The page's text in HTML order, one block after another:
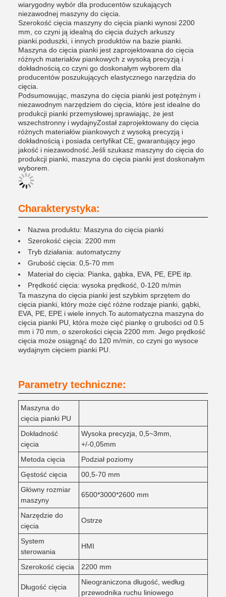
wiarygodny wybór dla producentów szukających
niezawodnej maszyny do cięcia.
Szerokość cięcia maszyny do cięcia pianki wynosi 2200
mm, co czyni ją idealną do cięcia dużych arkuszy
pianki.poduszki, i innych produktów na bazie pianki.
Maszyna do cięcia pianki jest zaprojektowana do cięcia
różnych materiałów piankowych z wysoką precyzją i
dokładnością.co czyni go doskonałym wyborem dla
producentów poszukujących elastycznego narzędzia do
cięcia.
Podsumowując, maszyna do cięcia pianki jest potężnym i
niezawodnym narzędziem do cięcia, które jest idealne do
produkcji pianki przemysłowej.sprawiając, że jest
wszechstronny i wydajnyZostał zaprojektowany do cięcia
różnych materiałów piankowych z wysoką precyzją i
dokładnością i posiada certyfikat CE, gwarantujący jego
jakość i niezawodność.Jeśli szukasz maszyny do cięcia do
produkcji pianki, maszyna do cięcia pianki jest doskonałym
wyborem.
Charakterystyka:
Nazwa produktu: Maszyna do cięcia pianki
Szerokość cięcia: 2200 mm
Tryb działania: automatyczny
Grubość cięcia: 0,5-70 mm
Materiał do cięcia: Pianka, gąbka, EVA, PE, EPE itp.
Prędkość cięcia: wysoka prędkość, 0-120 m/min
Ta maszyna do cięcia pianki jest szybkim sprzętem do
cięcia pianki, który może cięć różne rodzaje pianki, gąbki,
EVA, PE, EPE i wiele innych.To automatyczna maszyna do
cięcia pianki PU, która może cięć piankę o grubości od 0.5
mm i 70 mm, o szerokości cięcia 2200 mm. Jego prędkość
cięcia może osiągnąć do 120 m/min, co czyni go wysoce
wydajnym cięciem pianki PU.
Parametry techniczne:
Maszyna do
cięcia pianki PU
Dokładność
cięcia
Wysoka precyzja, 0,5~3mm,
+/-0,05mm
Metoda cięcia
Podział poziomy
Gęstość cięcia
00,5-70 mm
Główny rozmiar
maszyny
6500*3000*2600 mm
Narzędzie do
cięcia
Ostrze
System
sterowania
HMI
Szerokość cięcia 2200 mm
Długość cięcia
Nieograniczona długość, według
przewodnika ruchu liniowego